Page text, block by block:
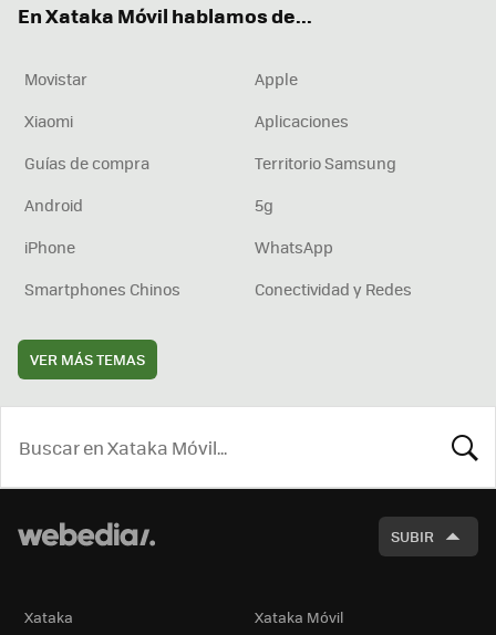
En Xataka Móvil hablamos de...
Movistar
Apple
Xiaomi
Aplicaciones
Guías de compra
Territorio Samsung
Android
5g
iPhone
WhatsApp
Smartphones Chinos
Conectividad y Redes
VER MÁS TEMAS
SUBIR
Xataka Xataka Móvil